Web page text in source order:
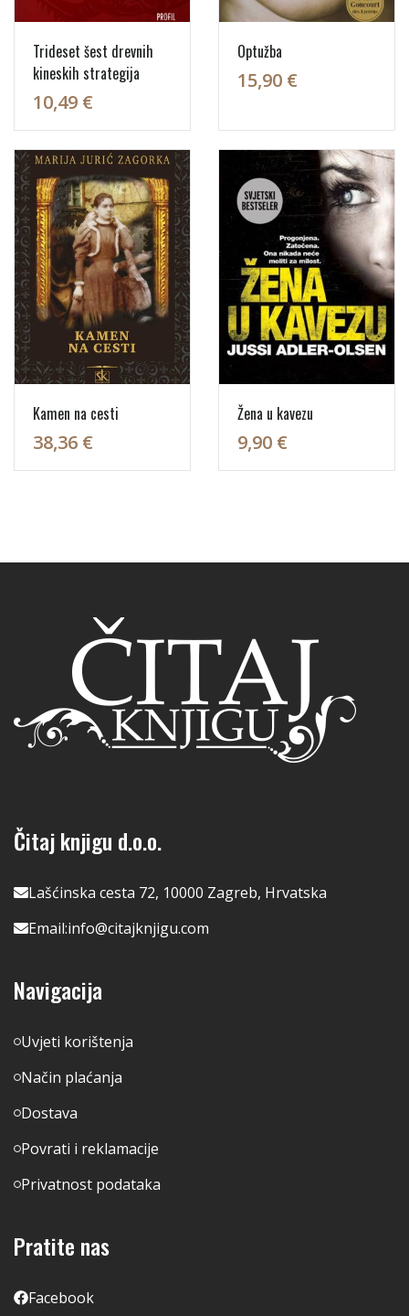
Trideset šest drevnih
kineskih strategija
10,49 €
Optužba
15,90 €
Kamen na cesti
38,36 €
Žena u kavezu
9,90 €
Čitaj knjigu d.o.o.
Lašćinska cesta 72, 10000 Zagreb, Hrvatska
Email:info@citajknjigu.com
Navigacija
Uvjeti korištenja
Način plaćanja
Dostava
Povrati i reklamacije
Privatnost podataka
Pratite nas
Facebook